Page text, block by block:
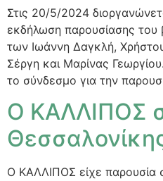
Στις 20/5/2024
εκδήλωση παρουσίασης του
των Ιωάννη Δαγκλή,
Σέργη και Μαρίνας
το σύνδεσμο για την
Ο ΚΑΛΛΙΠΟΣ
Ο ΚΑΛΛΙΠΟΣ είχε παρουσία